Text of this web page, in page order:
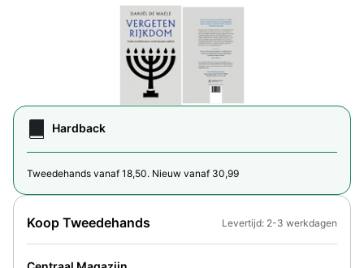
Hardback
Tweedehands vanaf 18,50. Nieuw vanaf 30,99
Koop Tweedehands Levertijd: 2-3 werkdagen